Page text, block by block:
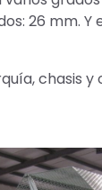
26 mm.
chasis